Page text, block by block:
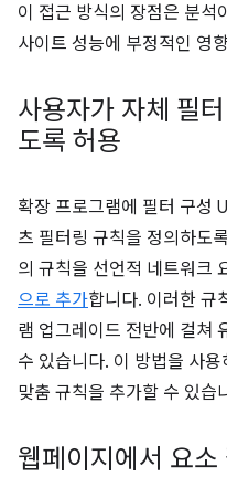
이 접근 방식의 장점은 분석
사이트 성능에 부정적인 영
사용자가 자체 필
도록 허용
확장 프로그램에 필터 구성
츠 필터링 규칙을 정의하도
의 규칙을 선언적 네트워크
으로 추가합니다. 이러한 규
램 업그레이드 전반에 걸쳐
수 있습니다. 이 방법을 사
맞춤 규칙을 추가할 수 있습
웹페이지에서 요소